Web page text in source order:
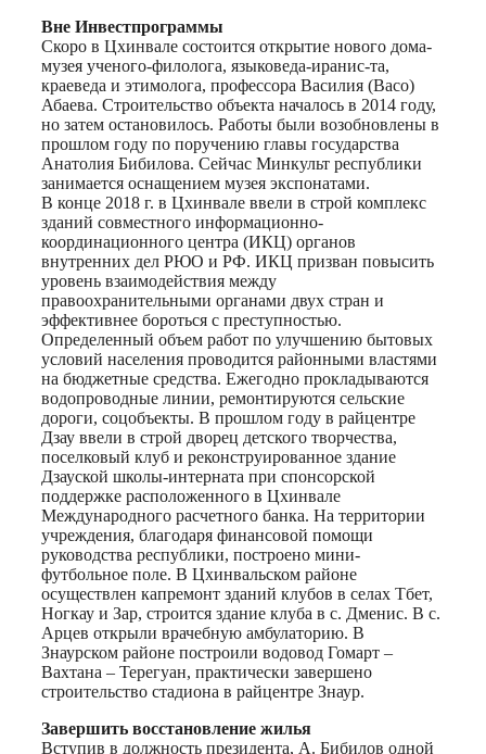
Вне Инвестпрограммы
Скоро в Цхинвале состоится открытие нового дома-
музея ученого-филолога, языковеда-иранис-та,
краеведа и этимолога, профессора Василия (Васо)
Абаева. Строительство объекта началось в 2014 году,
но затем остановилось. Работы были возобновлены в
прошлом году по поручению главы государства
Анатолия Бибилова. Сейчас Минкульт республики
занимается оснащением музея экспонатами.
В конце 2018 г. в Цхинвале ввели в строй комплекс
зданий совместного информационно-
координационного центра (ИКЦ) органов
внутренних дел РЮО и РФ. ИКЦ призван повысить
уровень взаимодействия между
правоохранительными органами двух стран и
эффективнее бороться с преступностью.
Определенный объем работ по улучшению бытовых
условий населения проводится районными властями
на бюджетные средства. Ежегодно прокладываются
водопроводные линии, ремонтируются сельские
дороги, соцобъекты. В прошлом году в райцентре
Дзау ввели в строй дворец детского творчества,
поселковый клуб и реконструированное здание
Дзауской школы-интерната при спонсорской
поддержке расположенного в Цхинвале
Международного расчетного банка. На территории
учреждения, благодаря финансовой помощи
руководства республики, построено мини-
футбольное поле. В Цхинвальском районе
осуществлен капремонт зданий клубов в селах Тбет,
Ногкау и Зар, строится здание клуба в с. Дменис. В с.
Арцев открыли врачебную амбулаторию. В
Знаурском районе построили водовод Гомарт –
Вахтана – Терегуан, практически завершено
строительство стадиона в райцентре Знаур.
Завершить восстановление жилья
Вступив в должность президента, А. Бибилов одной